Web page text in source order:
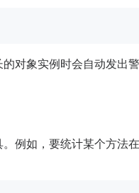
对象实例时会自动发出
例如，要统计某个方法